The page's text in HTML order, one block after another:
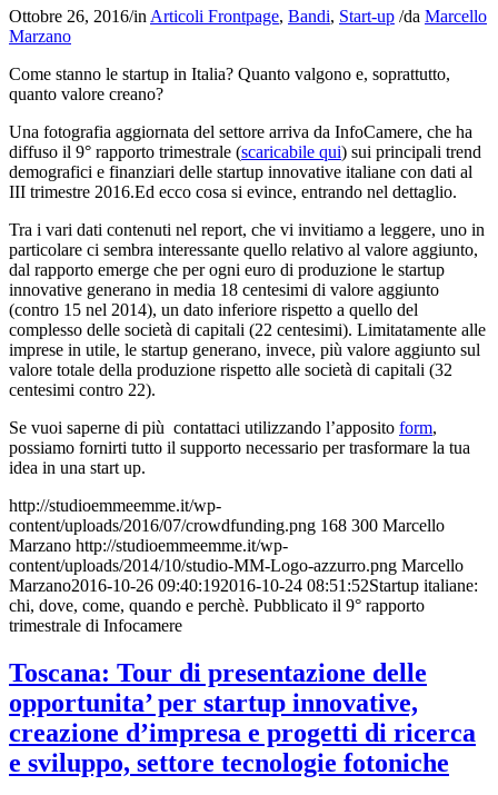
Ottobre 26, 2016/in Articoli Frontpage, Bandi, Start-up /da Marcello
Marzano
Come stanno le startup in Italia? Quanto valgono e, soprattutto,
quanto valore creano?
Una fotografia aggiornata del settore arriva da InfoCamere, che ha
diffuso il 9° rapporto trimestrale (scaricabile qui) sui principali trend
demografici e finanziari delle startup innovative italiane con dati al
III trimestre 2016.Ed ecco cosa si evince, entrando nel dettaglio.
Tra i vari dati contenuti nel report, che vi invitiamo a leggere, uno in
particolare ci sembra interessante quello relativo al valore aggiunto,
dal rapporto emerge che per ogni euro di produzione le startup
innovative generano in media 18 centesimi di valore aggiunto
(contro 15 nel 2014), un dato inferiore rispetto a quello del
complesso delle società di capitali (22 centesimi). Limitatamente alle
imprese in utile, le startup generano, invece, più valore aggiunto sul
valore totale della produzione rispetto alle società di capitali (32
centesimi contro 22).
Se vuoi saperne di più contattaci utilizzando l’apposito form,
possiamo fornirti tutto il supporto necessario per trasformare la tua
idea in una start up.
http://studioemmeemme.it/wp-
content/uploads/2016/07/crowdfunding.png 168 300 Marcello
Marzano http://studioemmeemme.it/wp-
content/uploads/2014/10/studio-MM-Logo-azzurro.png Marcello
Marzano2016-10-26 09:40:192016-10-24 08:51:52Startup italiane:
chi, dove, come, quando e perchè. Pubblicato il 9° rapporto
trimestrale di Infocamere
Toscana: Tour di presentazione delle
opportunita’ per startup innovative,
creazione d’impresa e progetti di ricerca
e sviluppo, settore tecnologie fotoniche